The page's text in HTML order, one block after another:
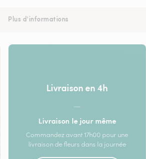
Plus d'informations
Livraison en 4h
—
Livraison le jour même
Commandez avant 17h00 pour une
livraison de fleurs dans la journée